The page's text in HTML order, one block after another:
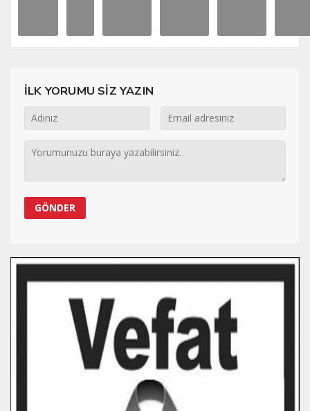
İLK YORUMU SİZ YAZIN